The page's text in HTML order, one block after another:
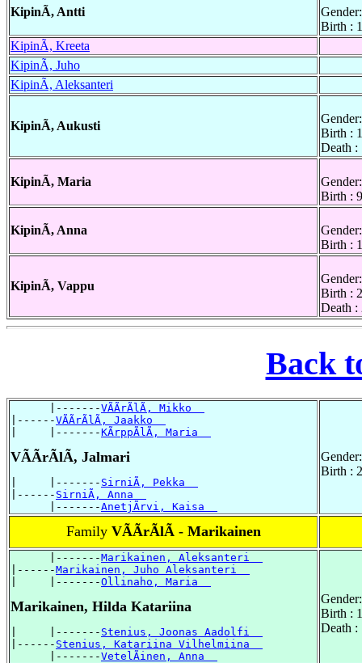
KipinÃ, Antti
Birth :
KipinÃ, Kreeta
KipinÃ, Juho
KipinÃ, Aleksanteri
KipinÃ, Aukusti
Birth :
Death :
KipinÃ, Maria
Birth :
KipinÃ, Anna
Birth :
KipinÃ, Vappu
Birth :
Death :
Back
      |-------
VÃÃrÃlÃ, Mikko
|------VÃÃrÃlÃ, Jaakko
|     |-------KÃrppÃlÃ, Maria
VÃÃrÃlÃ, Jalmari
|     |------- SirniÃ, Pekka
|------ SirniÃ, Anna
      |-------
AnetjÃrvi, Kaisa
Birth :
Family VÃÃrÃlÃ - Marikainen
      |-------
Marikainen, Aleksanteri
|------Marikainen, Juho Aleksanteri
|     |-------Ollinaho, Maria
Marikainen, Hilda Katariina
|     |------- Stenius, Joonas Aadolfi
|------ Stenius, Katariina Vilhelmiina
      |-------
VetelÃinen, Anna
Birth :
Death :